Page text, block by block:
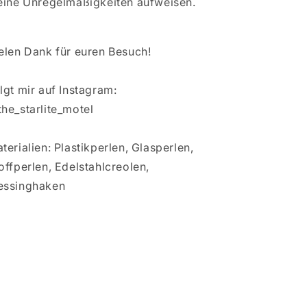
Dank für euren Besuch!
mir auf Instagram:
Plastikperlen, Glasperlen,
Edelstahlcreolen,